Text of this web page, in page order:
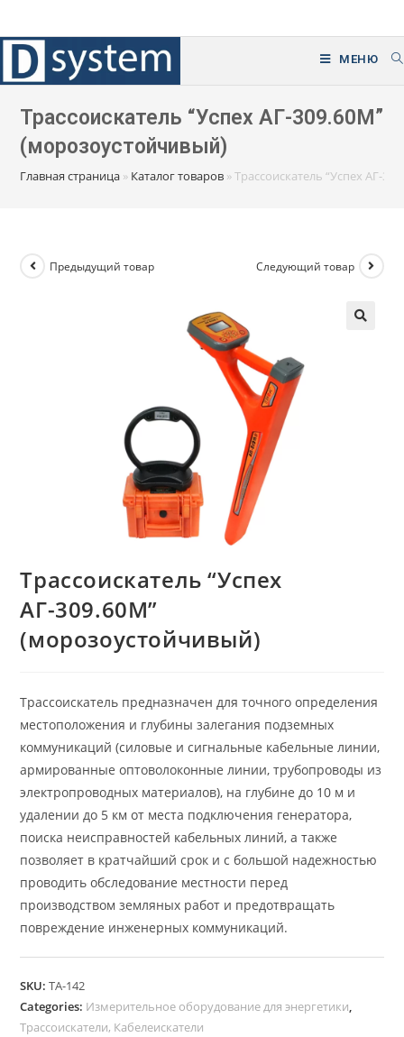
к
содержимому
МЕНЮ
Трассоискатель “Успех АГ-309.60М”
(морозоустойчивый)
Главная страница » Каталог товаров »Трассоискатель “Успех АГ-
Предыдущий товар Следующий товар
Трассоискатель “Успех
АГ-309.60М”
(морозоустойчивый)
Трассоискатель предназначен для точного определения
местоположения и глубины залегания подземных
коммуникаций (силовые и сигнальные кабельные линии,
армированные оптоволоконные линии, трубопроводы из
электропроводных материалов), на глубине до 10 м и
удалении до 5 км от места подключения генератора,
поиска неисправностей кабельных линий, а также
позволяет в кратчайший срок и с большой надежностью
проводить обследование местности перед
производством земляных работ и предотвращать
повреждение инженерных коммуникаций.
SKU:ТА-142
Categories: Измерительное оборудование для энергетики,
Трассоискатели, Кабелеискатели